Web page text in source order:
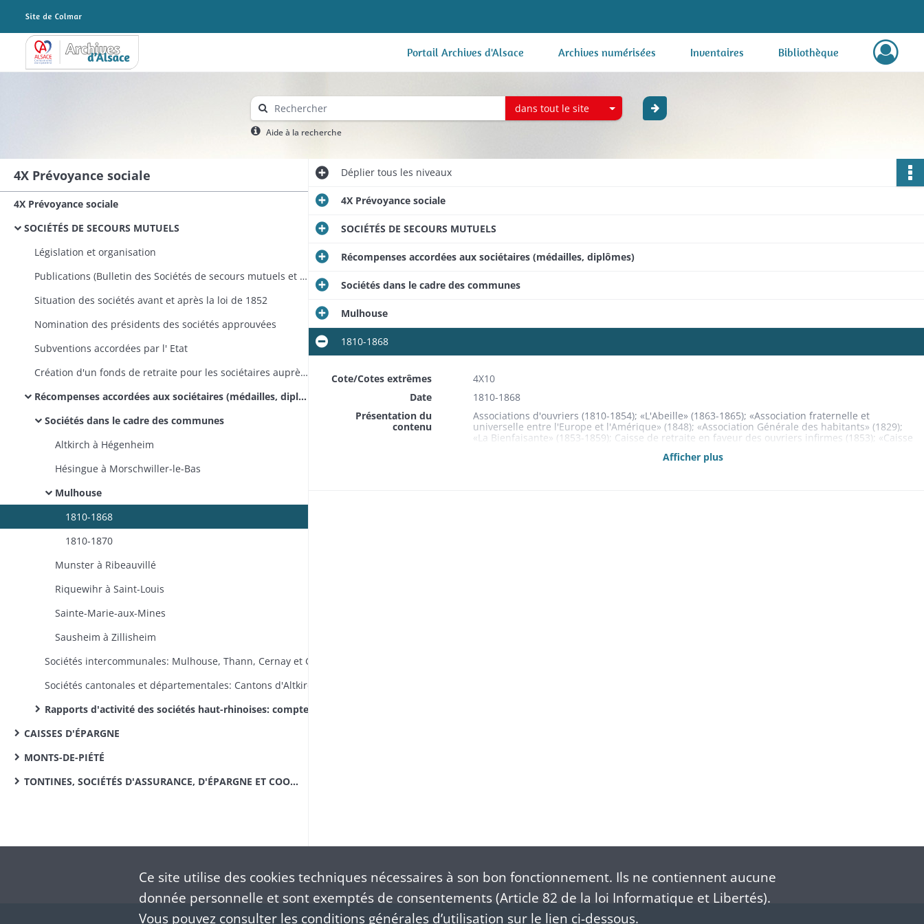
Archives Alsace - Colmar Portail Archives d'Alsace Archives numérisées Inventaires Bibliothèque
dans tout le site
Aide à la recherche
4X Prévoyance sociale
4X Prévoyance sociale
SOCIÉTÉS DE SECOURS MUTUELS
Législation et organisation
Publications (Bulletin des Sociétés de secours mutuels et revue des institutions de prévoyance, guide pour l'organisation et l'administration des Sociétés de secours mutuels)
Situation des sociétés avant et après la loi de 1852
Nomination des présidents des sociétés approuvées
Subventions accordées par l' Etat
Création d'un fonds de retraite pour les sociétaires auprès de la Caisse de Dépôts et Consignations
Récompenses accordées aux sociétaires (médailles, diplômes)
Sociétés dans le cadre des communes
Altkirch à Hégenheim
Hésingue à Morschwiller-le-Bas
Mulhouse
1810-1868
1810-1870
Munster à Ribeauvillé
Riquewihr à Saint-Louis
Sainte-Marie-aux-Mines
Sausheim à Zillisheim
Rapports d'activité des sociétés haut-rhinoises: comptes rendus et rapports annuels: situation financière, mouvement des membres, résumé des droits et obligations des sociétaires
CAISSES D'ÉPARGNE
MONTS-DE-PIÉTÉ
TONTINES, SOCIÉTÉS D'ASSURANCE, D'ÉPARGNE ET COOPÉRATIVES
Dépliertous les niveaux
4X Prévoyance sociale
SOCIÉTÉS DE SECOURS MUTUELS
Récompenses accordées aux sociétaires (médailles, diplômes)
Sociétés dans le cadre des communes
Mulhouse
1810-1868
Cote/Cotes extrêmes
4X10
Date
1810-1868
Présentation du
contenu
Associations d'ouvriers (1810-1854); «L'Abeille» (1863-1865); «Association fraternelle et
universelle entre l'Europe et l'Amérique» (1848); «Association Générale des habitants» (1829);
«La Bienfaisante» (1853-1859); Caisse de retraite en faveur des ouvriers infirmes (1853); «Caisse
1834); charpentiers, menuisiers et vitriers (1870); chaudronniers et ferblantiers (1828-1829);
Afficher plus
Ce site utilise des cookiestechniques nécessaires à son bon fonctionnement. Ils ne contiennent aucune
donnée personnelle et sont exemptés de consentements (Article 82 de la loi Informatique et Libertés).
Vous pouvez consulter les conditions générales d’utilisation sur le lien ci-dessous.